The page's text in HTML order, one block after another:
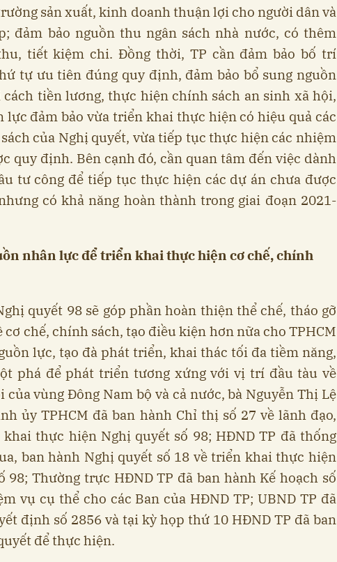
sản xuất, kinh doanh thuận lợi cho người dân và
đảm bảo nguồn thu ngân sách nhà nước, có thêm
tiết kiệm chi. Đồng thời, TP cần đảm bảo bố trí
tự ưu tiên đúng quy định, đảm bảo bổ sung nguồn
tiền lương, thực hiện chính sách an sinh xã hội,
lực đảm bảo vừa triển khai thực hiện có hiệu quả các
của Nghị quyết, vừa tiếp tục thực hiện các nhiệm
quy định. Bên cạnh đó, cần quan tâm đến việc dành
tư công để tiếp tục thực hiện các dự án chưa được
có khả năng hoàn thành trong giai đoạn 2021-
nhân lực để triển khai thực hiện cơ chế, chính
quyết 98 sẽ góp phần hoàn thiện thể chế, tháo gỡ
cơ chế, chính sách, tạo điều kiện hơn nữa cho TPHCM
lực, tạo đà phát triển, khai thác tối đa tiềm năng,
phá để phát triển tương xứng với vị trí đầu tàu về
của vùng Đông Nam bộ và cả nước, bà Nguyễn Thị Lệ
ủy TPHCM đã ban hành Chỉ thị số 27 về lãnh đạo,
thực hiện Nghị quyết số 98; HĐND TP đã thống
ban hành Nghị quyết số 18 về triển khai thực hiện
98; Thường trực HĐND TP đã ban hành Kế hoạch số
vụ cụ thể cho các Ban của HĐND TP; UBND TP đã
định số 2856 và tại kỳ họp thứ 10 HĐND TP đã ban
để thực hiện.